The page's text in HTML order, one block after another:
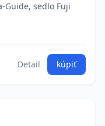
Guide, sedlo Fuji
Detail kúpiť